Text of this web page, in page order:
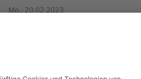
Mo., 20.02.2023